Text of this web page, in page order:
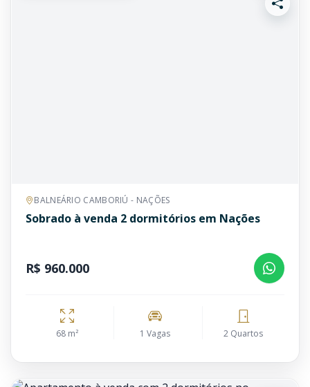
BALNEÁRIO CAMBORIÚ - NAÇÕES
Sobrado à venda 2 dormitórios em Nações
R$ 960.000
68 m² 1 Vagas 2 Quartos